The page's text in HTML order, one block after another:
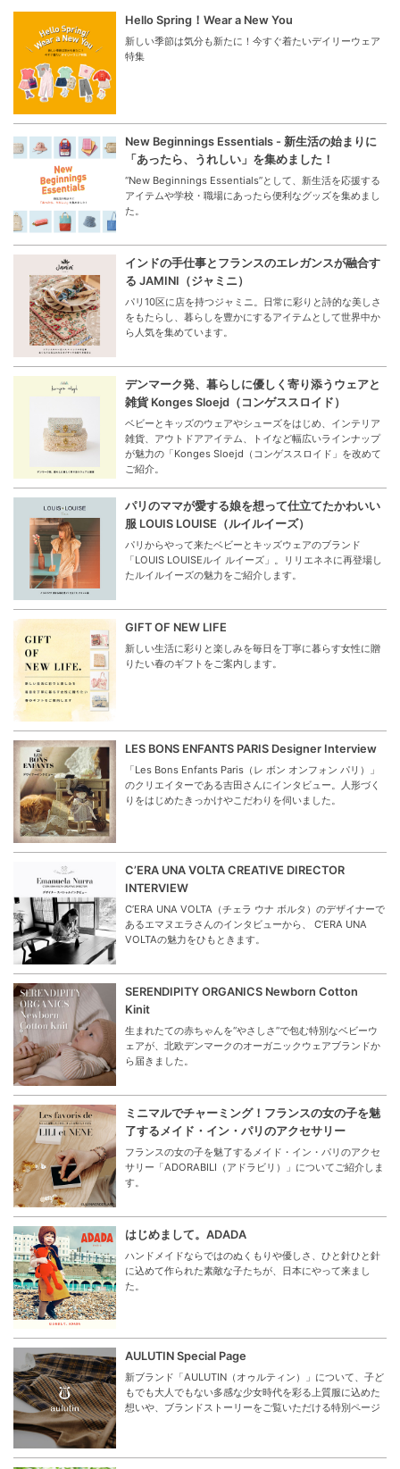
Hello Spring！Wear a New You
新しい季節は気分も新たに！今すぐ着たいデイリーウェア
特集
New Beginnings Essentials - 新生活の始まりに
「あったら、うれしい」を集めました！
“New Beginnings Essentials”として、新生活を応援する
アイテムや学校・職場にあったら便利なグッズを集めまし
た。
インドの手仕事とフランスのエレガンスが融合す
る JAMINI（ジャミニ）
パリ10区に店を持つジャミニ。日常に彩りと詩的な美しさ
をもたらし、暮らしを豊かにするアイテムとして世界中か
ら人気を集めています。
デンマーク発、暮らしに優しく寄り添うウェアと
雑貨 Konges Sloejd（コンゲススロイド）
ベビーとキッズのウェアやシューズをはじめ、インテリア
雑貨、アウトドアアイテム、トイなど幅広いラインナップ
が魅力の「Konges Sloejd（コンゲススロイド」を改めて
ご紹介。
パリのママが愛する娘を想って仕立てたかわいい
服 LOUIS LOUISE（ルイルイーズ）
パリからやって来たベビーとキッズウェアのブランド
「LOUIS LOUISEルイ ルイーズ」。リリエネネに再登場し
たルイルイーズの魅力をご紹介します。
GIFT OF NEW LIFE
新しい生活に彩りと楽しみを毎日を丁寧に暮らす女性に贈
りたい春のギフトをご案内します。
LES BONS ENFANTS PARIS Designer Interview
「Les Bons Enfants Paris（レ ボン オンフォン パリ）」
のクリエイターである吉田さんにインタビュー。人形づく
りをはじめたきっかけやこだわりを伺いました。
C’ERA UNA VOLTA CREATIVE DIRECTOR
INTERVIEW
C’ERA UNA VOLTA（チェラ ウナ ボルタ）のデザイナーで
あるエマヌエラさんのインタビューから、 C’ERA UNA
VOLTAの魅力をひもときます。
SERENDIPITY ORGANICS Newborn Cotton
Kinit
生まれたての赤ちゃんを“やさしさ”で包む特別なベビーウ
ェアが、北欧デンマークのオーガニックウェアブランドか
ら届きました。
ミニマルでチャーミング！フランスの女の子を魅
了するメイド・イン・パリのアクセサリー
フランスの女の子を魅了するメイド・イン・パリのアクセ
サリー「ADORABILI（アドラビリ）」についてご紹介しま
す。
はじめまして。ADADA
ハンドメイドならではのぬくもりや優しさ、ひと針ひと針
に込めて作られた素敵な子たちが、日本にやって来まし
た。
AULUTIN Special Page
新ブランド「AULUTIN（オゥルティン）」について、子ど
もでも大人でもない多感な少女時代を彩る上質服に込めた
想いや、ブランドストーリーをご覧いただける特別ページ